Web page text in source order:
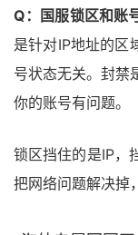
Q：国服锁区和账
是针对IP地址的区
号状态无关。封禁
你的账号有问题。
锁区挡住的是IP，
把网络问题解决掉